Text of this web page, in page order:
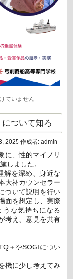
ていません
ついて知ろ
2025 作成者: admin
に、性的マイノリ
しました。
解を深め、身近な
大祐カウンセラー
ついて説明を行い
面を想定し、実際
うな気持ちになる
考え、意見を共有
＋やSOGIについ
機に少し考えてみ